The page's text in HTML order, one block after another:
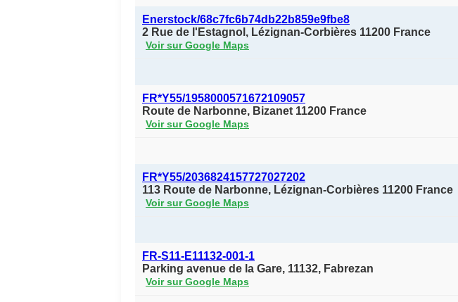
Enerstock/68c7fc6b74db22b859e9fbe8
2 Rue de l'Estagnol, Lézignan-Corbières 11200 France
Voir sur Google Maps
FR*Y55/1958000571672109057
Route de Narbonne, Bizanet 11200 France
Voir sur Google Maps
FR*Y55/2036824157727027202
113 Route de Narbonne, Lézignan-Corbières 11200 France
Voir sur Google Maps
FR-S11-E11132-001-1
Parking avenue de la Gare, 11132, Fabrezan
Voir sur Google Maps